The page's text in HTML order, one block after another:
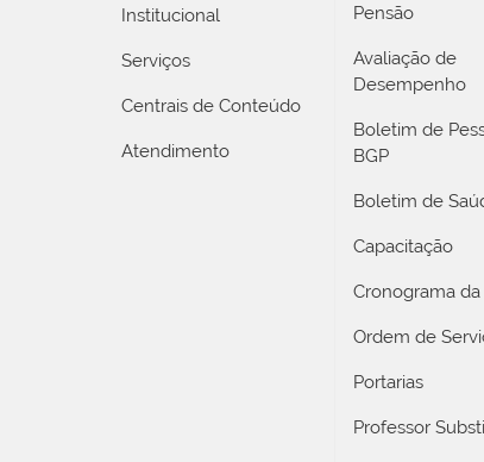
Institucional
Serviços
Centrais de Conteúdo
Atendimento
Pensão
Avaliação de
Desempenho
Boletim de
BGP
Boletim de
Capacitação
Cronograma
Ordem de
Portarias
Professor